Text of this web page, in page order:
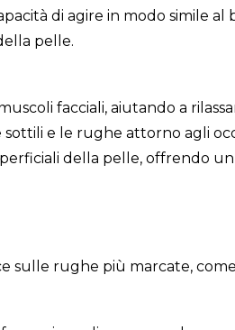
di agire in modo simile al
pelle.
facciali, aiutando a
e le rughe attorno agli
della pelle, offrendo
sulle rughe più marcate,